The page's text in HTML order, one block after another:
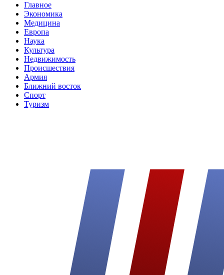
Главное
Экономика
Медицина
Европа
Наука
Культура
Недвижимость
Происшествия
Армия
Ближний восток
Спорт
Туризм